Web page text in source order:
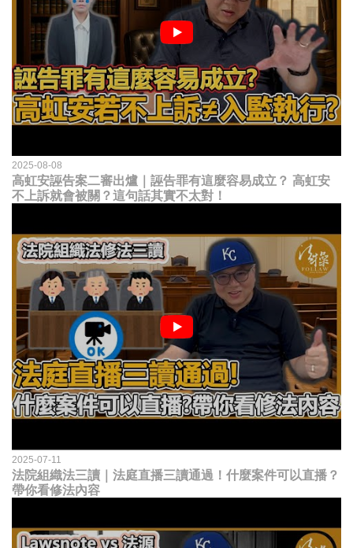
2025-08-08
高虹安誣告案二審出爐｜誣告罪有這麼容易成立？ 高虹安
不上訴就會被關？這句話其實不太對！
2025-07-11
法院組織法三讀｜法庭直播三讀通過！什麼案件可以直播？
帶你看修法內容